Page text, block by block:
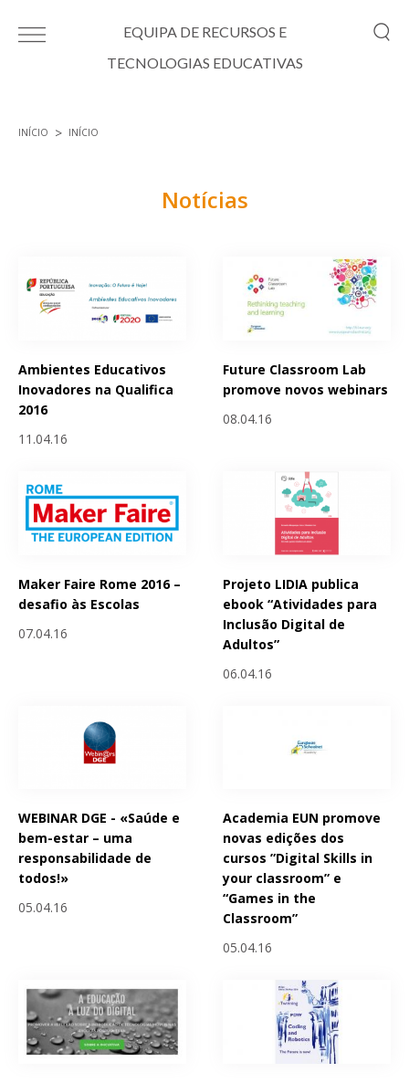
EQUIPA DE RECURSOS E
TECNOLOGIAS EDUCATIVAS
INÍCIO INÍCIO
Notícias
Ambientes Educativos
Inovadores na Qualifica
2016
11.04.16
Future Classroom Lab
promove novos webinars
08.04.16
Maker Faire Rome 2016 –
desafio às Escolas
07.04.16
Projeto LIDIA publica
ebook “Atividades para
Inclusão Digital de
Adultos”
06.04.16
WEBINAR DGE - «Saúde e
bem-estar – uma
responsabilidade de
todos!»
05.04.16
Academia EUN promove
novas edições dos
cursos ”Digital Skills in
your classroom” e
“Games in the
Classroom”
05.04.16
Páginas